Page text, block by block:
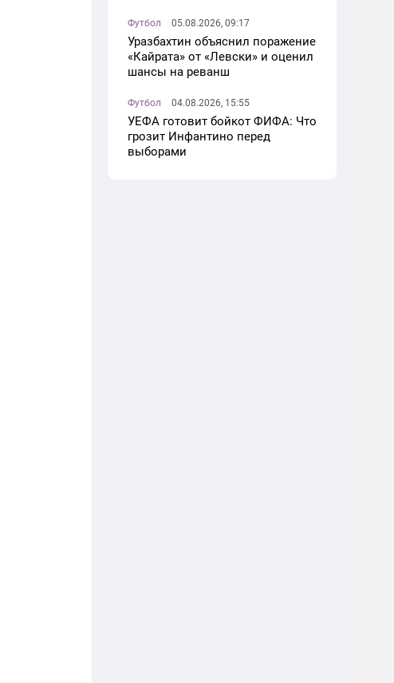
Футбол 05.08.2026, 09:17
Уразбахтин объяснил поражение
«Кайрата» от «Левски» и оценил
шансы на реванш
Футбол 04.08.2026, 15:55
УЕФА готовит бойкот ФИФА: Что
грозит Инфантино перед
выборами